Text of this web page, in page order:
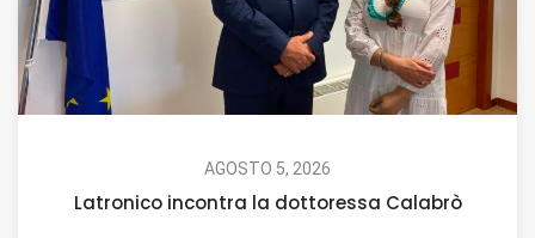
AGOSTO 5, 2026
Latronico incontra la dottoressa Calabrò